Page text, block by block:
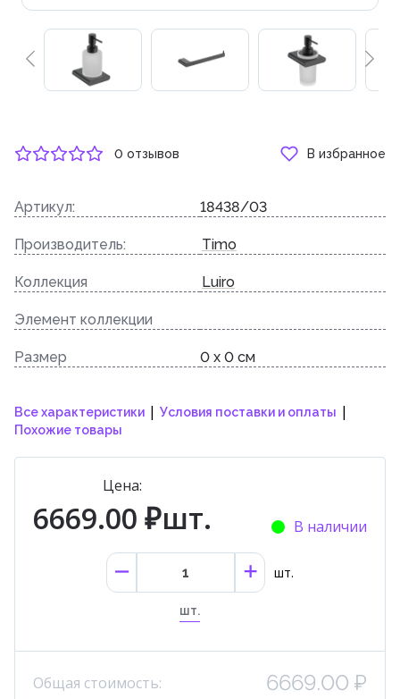
0 отзывов В избранное
Артикул: 18438/03
Производитель: Timo
Коллекция Luiro
Элемент коллекции
Размер 0 x 0 см
Все характеристики | Условия поставки и оплаты |
Похожие товары
Цена:
6669.00 ₽шт. В наличии
шт.
шт.
Общая стоимость: 6669.00 ₽